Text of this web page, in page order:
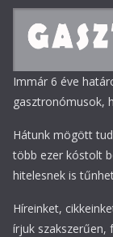
Immár 6 éve
gasztronómusok,
Hátunk mögött
több ezer kóstolt
hitelesnek is
Híreinket,
írjuk szakszerűen,